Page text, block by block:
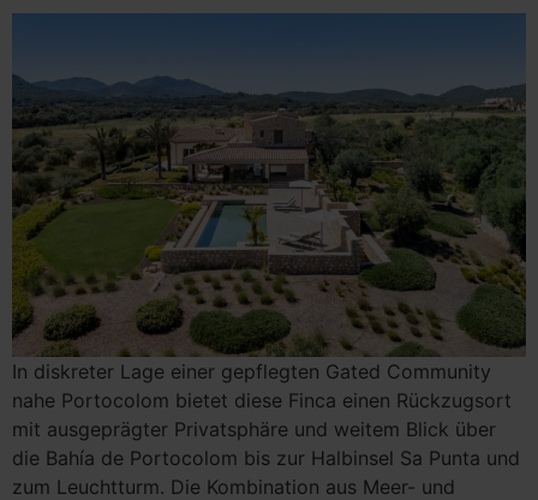
In diskreter Lage einer gepflegten Gated Community
nahe Portocolom bietet diese Finca einen Rückzugsort
mit ausgeprägter Privatsphäre und weitem Blick über
die Bahía de Portocolom bis zur Halbinsel Sa Punta und
zum Leuchtturm. Die Kombination aus Meer- und